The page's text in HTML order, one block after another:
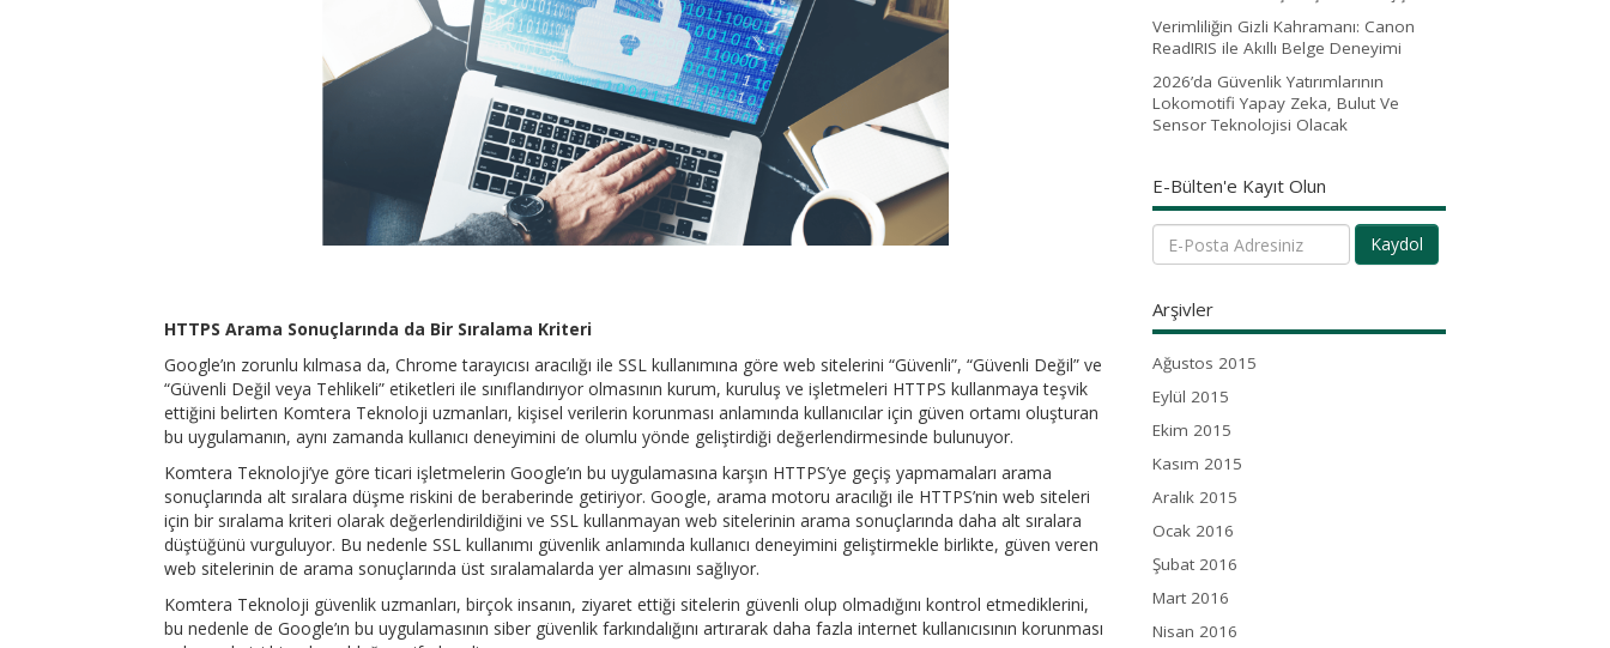
HTTPS Arama Sonuçlarında da Bir Sıralama Kriteri
Google’ın zorunlu kılmasa da, Chrome tarayıcısı aracılığı ile SSL kullanımına göre web sitelerini “Güvenli”, “Güvenli Değil” ve
“Güvenli Değil veya Tehlikeli” etiketleri ile sınıflandırıyor olmasının kurum, kuruluş ve işletmeleri HTTPS kullanmaya teşvik
ettiğini belirten Komtera Teknoloji uzmanları, kişisel verilerin korunması anlamında kullanıcılar için güven ortamı oluşturan
bu uygulamanın, aynı zamanda kullanıcı deneyimini de olumlu yönde geliştirdiği değerlendirmesinde bulunuyor.
Komtera Teknoloji’ye göre ticari işletmelerin Google’ın bu uygulamasına karşın HTTPS’ye geçiş yapmamaları arama
sonuçlarında alt sıralara düşme riskini de beraberinde getiriyor. Google, arama motoru aracılığı ile HTTPS’nin web siteleri
için bir sıralama kriteri olarak değerlendirildiğini ve SSL kullanmayan web sitelerinin arama sonuçlarında daha alt sıralara
düştüğünü vurguluyor. Bu nedenle SSL kullanımı güvenlik anlamında kullanıcı deneyimini geliştirmekle birlikte, güven veren
web sitelerinin de arama sonuçlarında üst sıralamalarda yer almasını sağlıyor.
Komtera Teknoloji güvenlik uzmanları, birçok insanın, ziyaret ettiği sitelerin güvenli olup olmadığını kontrol etmediklerini,
bu nedenle de Google’ın bu uygulamasının siber güvenlik farkındalığını artırarak daha fazla internet kullanıcısının korunması
Verimliliğin Gizli Kahramanı: Canon
ReadIRIS ile Akıllı Belge Deneyimi
2026’da Güvenlik Yatırımlarının
Lokomotifi Yapay Zeka, Bulut Ve
Sensor Teknolojisi Olacak
E-Bülten'e Kayıt Olun
Kaydol
Arşivler
Ağustos 2015
Eylül 2015
Ekim 2015
Kasım 2015
Aralık 2015
Ocak 2016
Şubat 2016
Mart 2016
Nisan 2016